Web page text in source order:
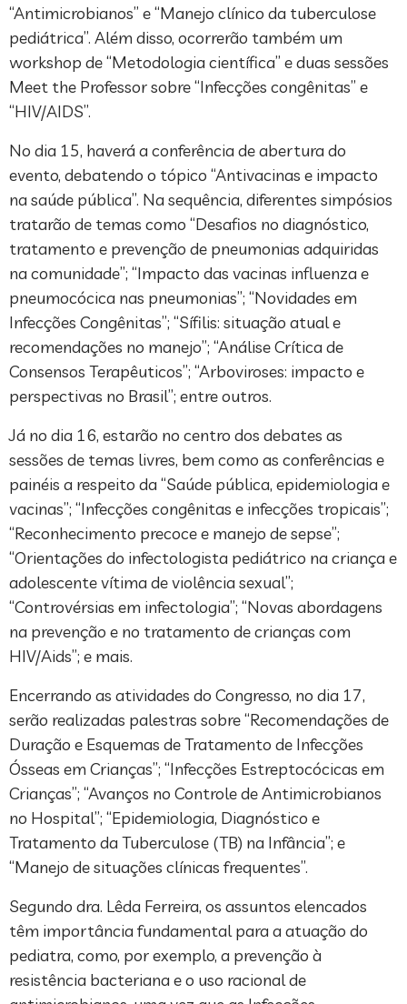
“Antimicrobianos” e “Manejo clínico da tuberculose
pediátrica”. Além disso, ocorrerão também um
workshop de “Metodologia científica” e duas sessões
Meet the Professor sobre “Infecções congênitas” e
“HIV/AIDS”.
No dia 15, haverá a conferência de abertura do
evento, debatendo o tópico “Antivacinas e impacto
na saúde pública”. Na sequência, diferentes simpósios
tratarão de temas como “Desafios no diagnóstico,
tratamento e prevenção de pneumonias adquiridas
na comunidade”; “Impacto das vacinas influenza e
pneumocócica nas pneumonias”; “Novidades em
Infecções Congênitas”; “Sífilis: situação atual e
recomendações no manejo”; “Análise Crítica de
Consensos Terapêuticos”; “Arboviroses: impacto e
perspectivas no Brasil”; entre outros.
Já no dia 16, estarão no centro dos debates as
sessões de temas livres, bem como as conferências e
painéis a respeito da “Saúde pública, epidemiologia e
vacinas”; “Infecções congênitas e infecções tropicais”;
“Reconhecimento precoce e manejo de sepse”;
“Orientações do infectologista pediátrico na criança e
adolescente vítima de violência sexual”;
“Controvérsias em infectologia”; “Novas abordagens
na prevenção e no tratamento de crianças com
HIV/Aids”; e mais.
Encerrando as atividades do Congresso, no dia 17,
serão realizadas palestras sobre “Recomendações de
Duração e Esquemas de Tratamento de Infecções
Ósseas em Crianças”; “Infecções Estreptocócicas em
Crianças”; “Avanços no Controle de Antimicrobianos
no Hospital”; “Epidemiologia, Diagnóstico e
Tratamento da Tuberculose (TB) na Infância”; e
“Manejo de situações clínicas frequentes”.
Segundo dra. Lêda Ferreira, os assuntos elencados
têm importância fundamental para a atuação do
pediatra, como, por exemplo, a prevenção à
resistência bacteriana e o uso racional de